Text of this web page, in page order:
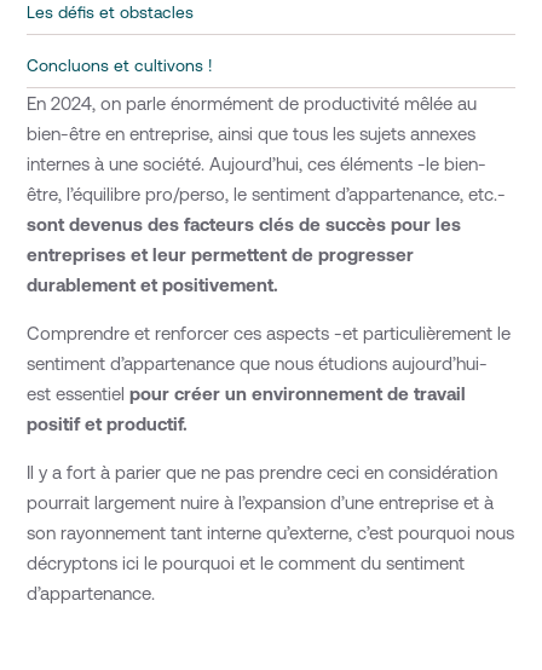
Les défis et obstacles
Concluons et cultivons !
En 2024, on parle énormément de productivité mêlée au
bien-être en entreprise, ainsi que tous les sujets annexes
internes à une société. Aujourd’hui, ces éléments -le bien-
être, l’équilibre pro/perso, le sentiment d’appartenance, etc.-
sont devenus des facteurs clés de succès pour les
entreprises et leur permettent de progresser
durablement et positivement.
Comprendre et renforcer ces aspects -et particulièrement le
sentiment d’appartenance que nous étudions aujourd’hui-
est essentielpour créer un environnement de travail
positif et productif.
Il y a fort à parier que ne pas prendre ceci en considération
pourrait largement nuire à l’expansion d’une entreprise et à
son rayonnement tant interne qu’externe, c’est pourquoi nous
décryptons ici le pourquoi et le comment du sentiment
d’appartenance.